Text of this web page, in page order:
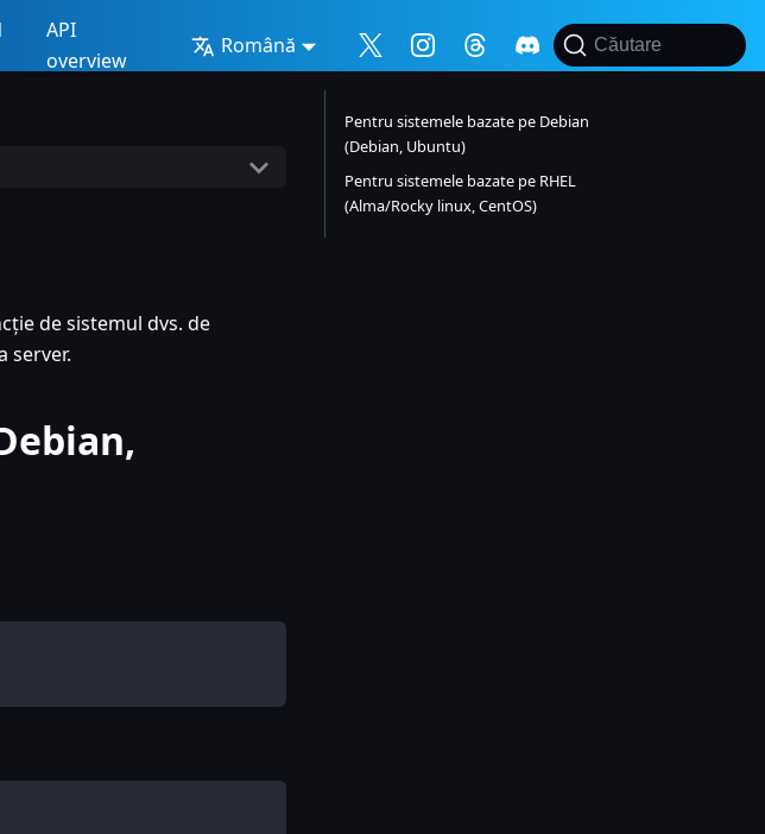
API
overview
Română Căutare
de sistemul dvs. de
server.
Pentru sistemele bazate pe Debian
(Debian, Ubuntu)
Pentru sistemele bazate pe RHEL
(Alma/Rocky linux, CentOS)